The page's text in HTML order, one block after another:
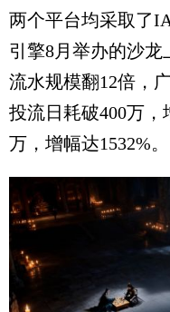
两个平台均采取了
引擎8月举办的沙
流水规模翻12倍，
投流日耗破400万
万，增幅达1532%。